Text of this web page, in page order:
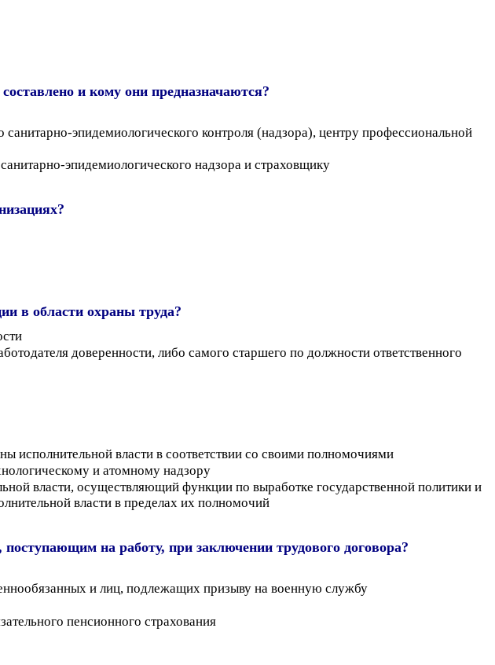
и кому они предназначаются?
эпидемиологического контроля (надзора), центру профессиональной
эпидемиологического надзора и страховщику
в области охраны труда?
доверенности, либо самого старшего по должности ответственного
исполнительной власти в соответствии со своими полномочиями
и атомному надзору
власти, осуществляющий функции по выработке государственной политики и
власти в пределах их полномочий
на работу, при заключении трудового договора?
и лиц, подлежащих призыву на военную службу
пенсионного страхования